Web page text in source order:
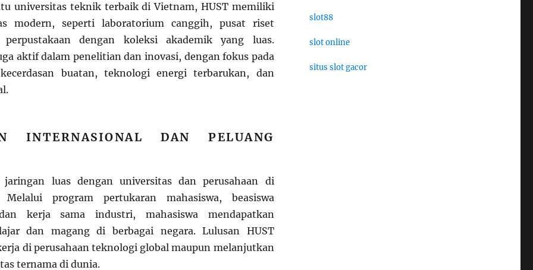
universitas teknik terbaik di Vietnam, HUST memiliki
modern, seperti laboratorium canggih, pusat riset
dengan koleksi akademik yang luas.
aktif dalam penelitian dan inovasi, dengan fokus pada
buatan, teknologi energi terbarukan, dan
INTERNASIONAL DAN PELUANG
luas dengan universitas dan perusahaan di
program pertukaran mahasiswa, beasiswa
kerja sama industri, mahasiswa mendapatkan
dan magang di berbagai negara. Lulusan HUST
di perusahaan teknologi global maupun melanjutkan
ternama di dunia.
slot88
slot online
situs slot gacor